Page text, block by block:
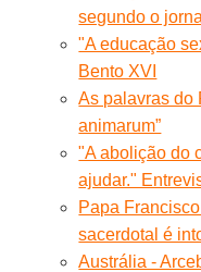
segundo o
"A educação
Bento XVI
As palavras do
animarum”
"A abolição do
ajudar."
Papa
sacerdotal é
Austrália -